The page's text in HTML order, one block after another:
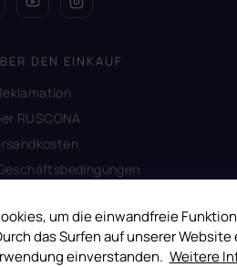
um die einwandfreie
das Surfen auf unserer Website
einverstanden. Weitere
DEN EINKAUF
RUSCONA
Impressum